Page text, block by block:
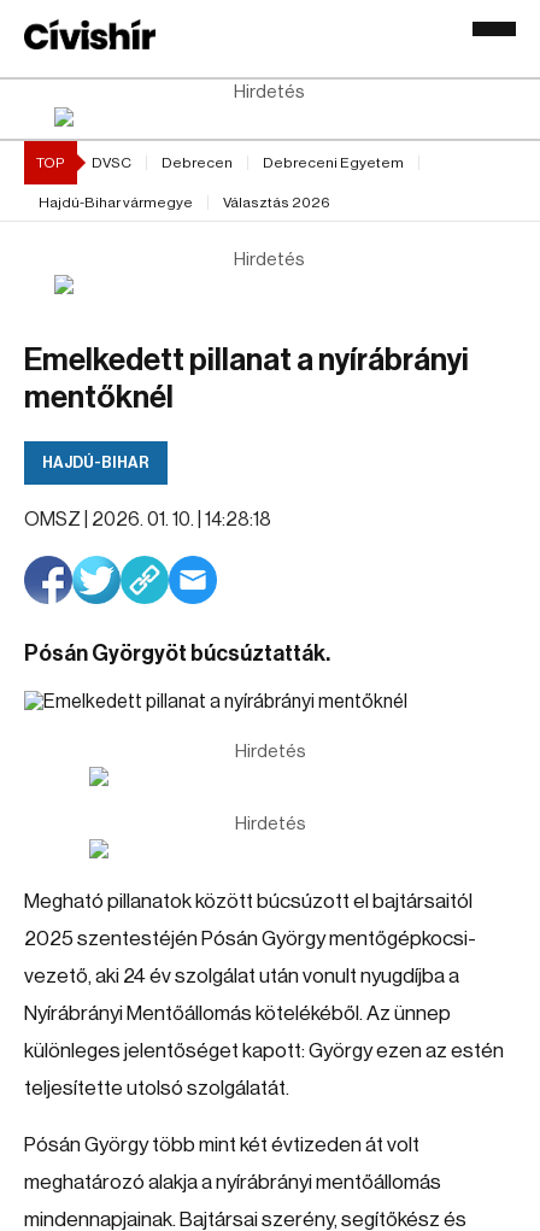
Hirdetés
TOP DVSC Debrecen Debreceni Egyetem
Hajdú-Bihar vármegye Választás 2026
Hirdetés
Emelkedett pillanat a nyírábrányi
mentőknél
HAJDÚ-BIHAR
OMSZ | 2026. 01. 10. | 14:28:18
Pósán Györgyöt búcsúztatták.
Hirdetés
Hirdetés
Megható pillanatok között búcsúzott el bajtársaitól
2025 szentestéjén Pósán György mentőgépkocsi-
vezető, aki 24 év szolgálat után vonult nyugdíjba a
Nyírábrányi Mentőállomás kötelékéből. Az ünnep
különleges jelentőséget kapott: György ezen az estén
teljesítette utolsó szolgálatát.
Pósán György több mint két évtizeden át volt
meghatározó alakja a nyírábrányi mentőállomás
mindennapjainak. Bajtársai szerény, segítőkész és